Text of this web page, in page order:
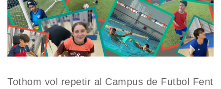
Tothom vol repetir al Campus de Futbol Fent